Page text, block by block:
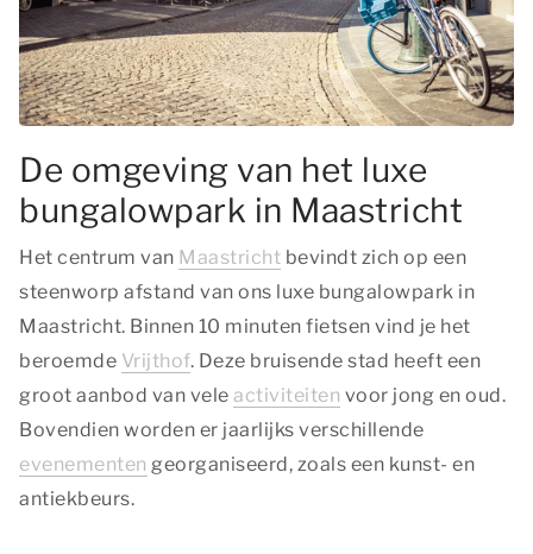
De omgeving van het luxe
bungalowpark in Maastricht
Het centrum van Maastricht bevindt zich op een
steenworp afstand van ons luxe bungalowpark in
Maastricht. Binnen 10 minuten fietsen vind je het
beroemde Vrijthof. Deze bruisende stad heeft een
groot aanbod van vele activiteiten voor jong en oud.
Bovendien worden er jaarlijks verschillende
evenementen georganiseerd, zoals een kunst- en
antiekbeurs.